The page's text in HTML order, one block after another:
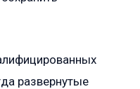
развернутые